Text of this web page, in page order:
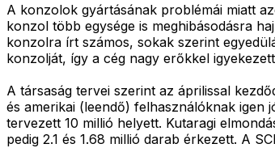
A konzolok gyártásának problémái miatt
konzol több egysége is meghibásodásra
konzolra írt számos, sokak szerint
konzolját, így a cég nagy erőkkel
A társaság tervei szerint az áprilissal
és amerikai (leendő) felhasználóknak
tervezett 10 millió helyett. Kutaragi
pedig 2.1 és 1.68 millió darab érkezett. A